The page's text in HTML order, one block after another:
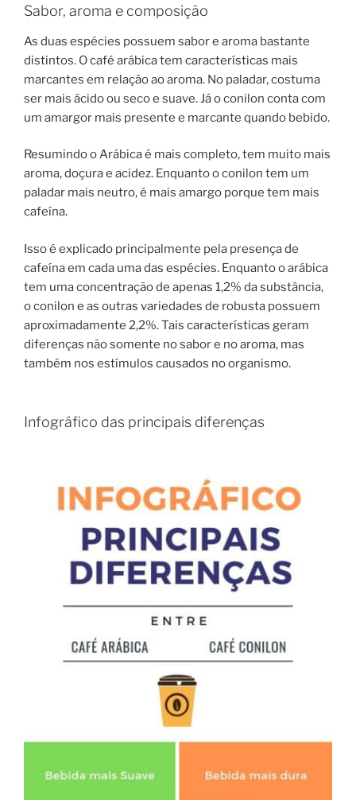
Sabor, aroma e composição
As duas espécies possuem sabor e aroma bastante
distintos. O café arábica tem características mais
marcantes em relação ao aroma. No paladar, costuma
ser mais ácido ou seco e suave. Já o conilon conta com
um amargor mais presente e marcante quando bebido.
Resumindo o Arábica é mais completo, tem muito mais
aroma, doçura e acidez. Enquanto o conilon tem um
paladar mais neutro, é mais amargo porque tem mais
cafeína.
Isso é explicado principalmente pela presença de
cafeína em cada uma das espécies. Enquanto o arábica
tem uma concentração de apenas 1,2% da substância,
o conilon e as outras variedades de robusta possuem
aproximadamente 2,2%. Tais características geram
diferenças não somente no sabor e no aroma, mas
também nos estímulos causados no organismo.
Infográfico das principais diferenças